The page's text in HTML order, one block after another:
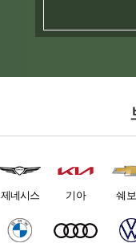
제네시스 기아 쉐